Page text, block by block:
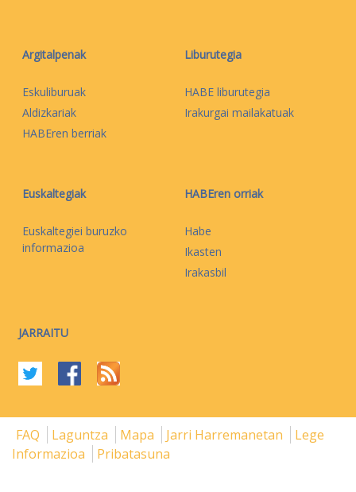
Argitalpenak
Eskuliburuak
Aldizkariak
HABEren berriak
Liburutegia
HABE liburutegia
Irakurgai mailakatuak
Euskaltegiak
Euskaltegiei buruzko
informazioa
HABEren orriak
Habe
Ikasten
Irakasbil
JARRAITU
FAQ Laguntza Mapa Jarri Harremanetan
Lege
Informazioa
Pribatasuna